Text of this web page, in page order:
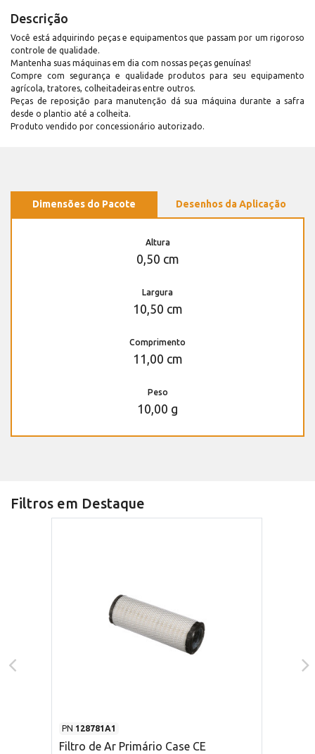
Descrição
Você está adquirindo peças e equipamentos que passam por um rigoroso
controle de qualidade.
Mantenha suas máquinas em dia com nossas peças genuínas!
Compre com segurança e qualidade produtos para seu equipamento
agrícola, tratores, colheitadeiras entre outros.
Peças de reposição para manutenção dá sua máquina durante a safra
desde o plantio até a colheita.
Produto vendido por concessionário autorizado.
Dimensões do Pacote Desenhos da Aplicação
Altura
0,50 cm
Largura
10,50 cm
Comprimento
11,00 cm
Peso
10,00 g
Filtros em Destaque
PN 128781A1
Filtro de Ar Primário Case CE